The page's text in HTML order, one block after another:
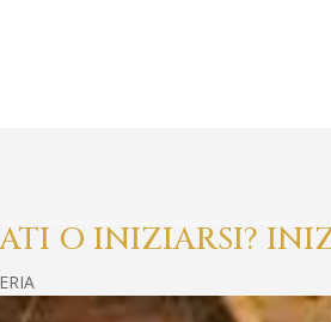
O INIZIARSI?